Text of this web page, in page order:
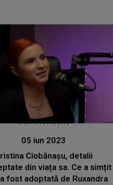
Stiri mondene
05 iun 2023
Ciobănașu, detalii
din viața sa. Ce a simțit
fost adoptată de Ruxandra